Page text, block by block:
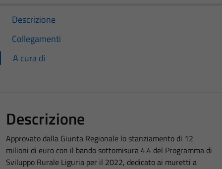
Descrizione
Collegamenti
A cura di
Descrizione
Approvato dalla Giunta Regionale lo stanziamento di 12
milioni di euro con il bando sottomisura 4.4 del Programma di
Sviluppo Rurale Liguria per il 2022, dedicato ai muretti a